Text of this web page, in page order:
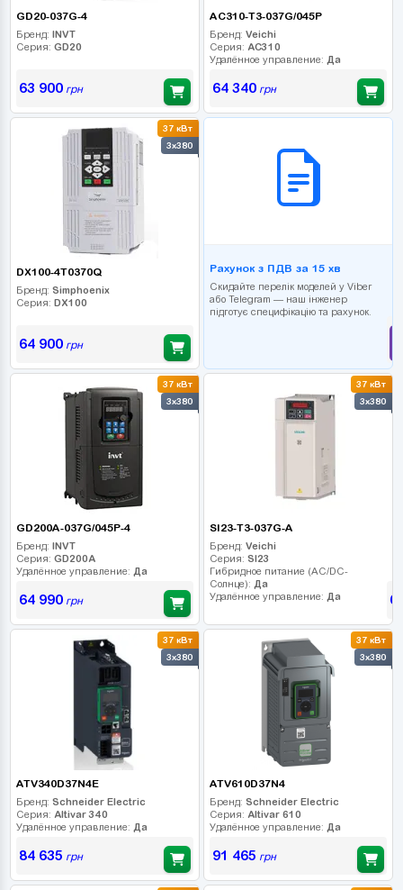
GD20-037G-4
Бренд: INVT
Серия: GD20
63 900грн
AC310-T3-037G/045P
Бренд: Veichi
Серия: AC310
Удалённое управление: Да
64 340грн
37 кВт
3x380
DX100-4T0370Q
Бренд: Simphoenix
Серия: DX100
64 900грн
Рахунок з ПДВ за 15 хв
Скидайте перелік моделей у Viber
або Telegram — наш інженер
підготує специфікацію та рахунок.
37 кВт
3x380
GD200A-037G/045P-4
Бренд: INVT
Серия: GD200A
Удалённое управление: Да
64 990грн
37 кВт
3x380
SI23-T3-037G-A
Бренд: Veichi
Серия: SI23
Гибридное питание (AC/DC-
Солнце): Да
Удалённое управление: Да
37 кВт
3x380
ATV340D37N4E
Бренд: Schneider Electric
Серия: Altivar 340
Удалённое управление: Да
84 635 грн
37 кВт
3x380
ATV610D37N4
Бренд: Schneider Electric
Серия: Altivar 610
Удалённое управление: Да
91 465 грн